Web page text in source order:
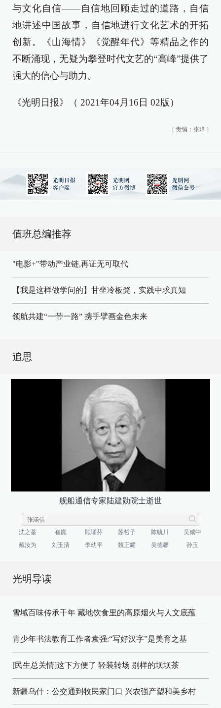
与文化自信——自信地回顾走过的道路，自信
地讲述中国故事，自信地进行文化艺术的开拓
创新。《山海情》《觉醒年代》等精品之作的
不断涌现，无疑为攀登时代文艺的“高峰”提供了
强大的信心与助力。
《光明日报》（ 2021年04月16日 02版）
[ 责编：张璋 ]
值班总编推荐
"电影+"带动产业链,再证无可取代
【我是这样做学问的】甘坐冷板凳，实践中求真知
领航共建“一带一路” 携手擘画金色未来
追思
舰船通信专家陆建勋院士逝世
沈之荃 崔崑 顾诵芬 苏哲子 陈毓川
吴咸中
戴汝为
刘玉清 李幼平 魏正耀 吴德馨 孙玉
光明导读
雪域百味传承千年 藏地饮食里的高原烟火与人文底蕴
青少年书法教育工作者袁强:“写好汉字”是美育之基
[民生总关情]这下方便了 轻装转场 别样的坝坝茶
新疆乌什：公交通到牧民家门口 兴农强产塑和美乡村